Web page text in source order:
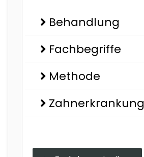
Behandlung
Fachbegriffe
Methode
Zahnerkrankung